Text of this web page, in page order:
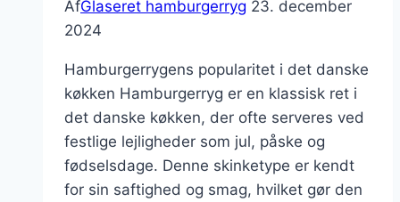
AfGlaseret hamburgerryg 23. december
2024
Hamburgerrygens popularitet i det danske
køkken Hamburgerryg er en klassisk ret i
det danske køkken, der ofte serveres ved
festlige lejligheder som jul, påske og
fødselsdage. Denne skinketype er kendt
for sin saftighed og smag, hvilket gør den